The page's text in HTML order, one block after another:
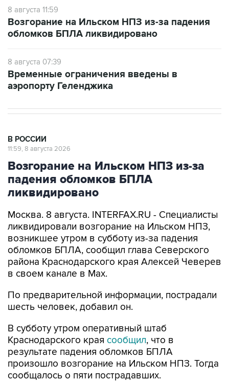
8 августа 11:59
Возгорание на Ильском НПЗ из-за падения
обломков БПЛА ликвидировано
8 августа 07:39
Временные ограничения введены в
аэропорту Геленджика
В РОССИИ
11:59, 8 августа 2026
Возгорание на Ильском НПЗ из-за
падения обломков БПЛА
ликвидировано
Москва. 8 августа. INTERFAX.RU - Специалисты
ликвидировали возгорание на Ильском НПЗ,
возникшее утром в субботу из-за падения
обломков БПЛА, сообщил глава Северского
района Краснодарского края Алексей Чеверев
в своем канале в Max.
По предварительной информации, пострадали
шесть человек, добавил он.
В субботу утром оперативный штаб
Краснодарского края сообщил, что в
результате падения обломков БПЛА
произошло возгорание на Ильском НПЗ. Тогда
сообщалось о пяти пострадавших.